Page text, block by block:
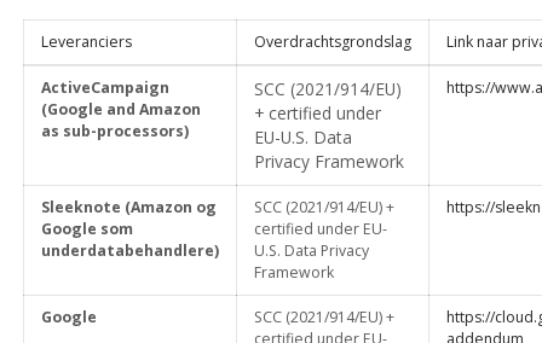
Leveranciers Overdrachtsgrondslag Link naar
ActiveCampaign
(Google and Amazon
as sub-processors)
SCC (2021/914/EU)
+ certified under
EU-U.S. Data
Privacy Framework
https://
Sleeknote (Amazon og
Google som
underdatabehandlere)
SCC (2021/914/EU) +
certified under EU-
U.S. Data Privacy
Framework
https://
Google
SCC (2021/914/EU) +
certified under EU-
https://
addendum